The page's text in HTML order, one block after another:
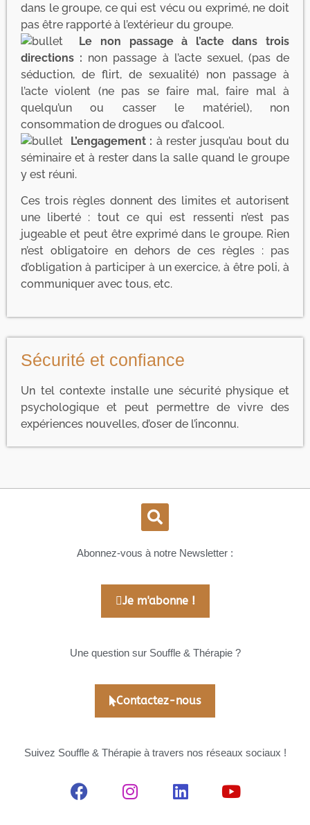
dans le groupe, ce qui est vécu ou exprimé, ne doit
pas être rapporté à l’extérieur du groupe.
Le non passage à l’acte dans trois
directions : non passage à l’acte sexuel, (pas de
séduction, de flirt, de sexualité) non passage à
l’acte violent (ne pas se faire mal, faire mal à
quelqu’un ou casser le matériel), non
consommation de drogues ou d’alcool.
L’engagement : à rester jusqu’au bout du
séminaire et à rester dans la salle quand le groupe
y est réuni.
Ces trois règles donnent des limites et autorisent
une liberté : tout ce qui est ressenti n’est pas
jugeable et peut être exprimé dans le groupe. Rien
n’est obligatoire en dehors de ces règles : pas
d’obligation à participer à un exercice, à être poli, à
communiquer avec tous, etc.
Sécurité et confiance
Un tel contexte installe une sécurité physique et
psychologique et peut permettre de vivre des
expériences nouvelles, d’oser de l’inconnu.
Abonnez-vous à notre Newsletter :
Je m'abonne !
Une question sur Souffle & Thérapie ?
Contactez-nous
Suivez Souffle & Thérapie à travers nos réseaux sociaux !